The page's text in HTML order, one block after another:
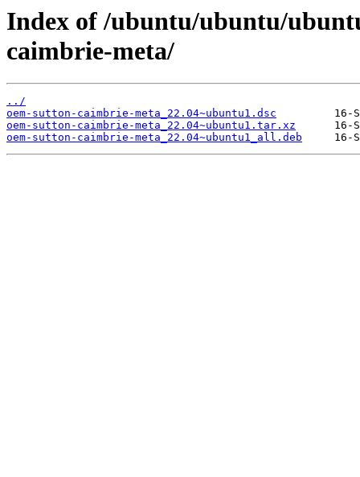
Index of /ubuntu/ubuntu/
caimbrie-meta/
../
oem-sutton-caimbrie-meta_22.04~ubuntu1.dsc
oem-sutton-caimbrie-meta_22.04~ubuntu1.tar.xz
oem-sutton-caimbrie-meta_22.04~ubuntu1_all.deb